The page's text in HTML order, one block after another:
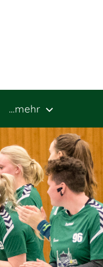
…mehr